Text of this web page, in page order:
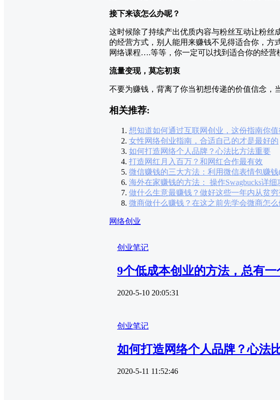
接下来该怎么办呢？
这时候除了持续产出优质内容与粉丝互动让粉丝
的经营方式，别人能用来赚钱不见得适合你，方
网络课程….​​等等，你一定可以找到适合你的经营
流量变现，莫忘初衷
不要为赚钱，背离了你当初想传递的价值信念，
相关推荐:
想知道如何通过互联网创业，这份指南你
女性网络创业指南，合适自己的才是最好的
如何打造网络个人品牌？心法比方法重要
打造网红月入百万？和网红合作最有效
微信赚钱的三大方法：利用微信表情包赚钱
海外在家赚钱的方法： 操作Swagbucks详细
做什么生意最赚钱？做好这些一年内从贫
微商做什么赚钱？在这之前先学会微商怎么
网络创业
创业笔记
9个低成本创业的方法，总有一
2020-5-10 20:05:31
创业笔记
如何打造网络个人品牌？心法
2020-5-11 11:52:46